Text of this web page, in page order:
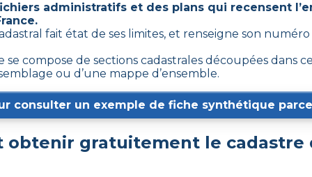
administratifs et des plans qui recensent
fait état de ses limites, et renseigne son
compose de sections cadastrales découpées dans
ou d’une mappe d’ensemble.
consulter un exemple de fiche synthétique
obtenir gratuitement le cadastre